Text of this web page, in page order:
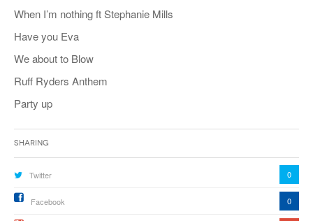
When I’m nothing ft Stephanie Mills
Have you Eva
We about to Blow
Ruff Ryders Anthem
Party up
Sharing
Twitter 0
Facebook 0